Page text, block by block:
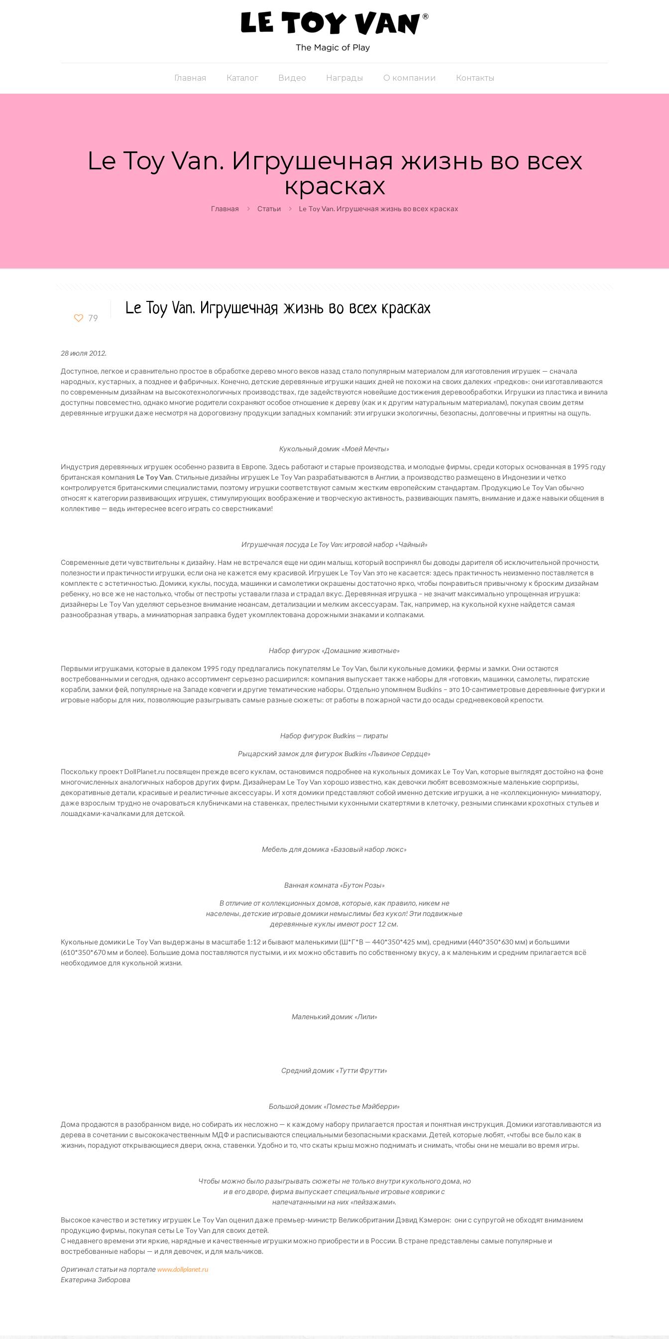
Главная Каталог Видео Награды О компании Контакты
Le Toy Van. Игрушечная жизнь во всех
красках
Главная Статьи Le Toy Van. Игрушечная жизнь во всех красках
79 Le Toy Van. Игрушечная жизнь во всех красках
28 июля 2012.
Доступное, легкое и сравнительно простое в обработке дерево много веков назад стало популярным материалом для изготовления игрушек — сначала
народных, кустарных, а позднее и фабричных. Конечно, детские деревянные игрушки наших дней не похожи на своих далеких «предков»: они изготавливаются
по современным дизайнам на высокотехнологичных производствах, где задействуются новейшие достижения деревообработки. Игрушки из пластика и винила
доступны повсеместно, однако многие родители сохраняют особое отношение к дереву (как и к другим натуральным материалам), покупая своим детям
деревянные игрушки даже несмотря на дороговизну продукции западных компаний: эти игрушки экологичны, безопасны, долговечны и приятны на ощупь.
Кукольный домик «Моей Мечты»
Индустрия деревянных игрушек особенно развита в Европе. Здесь работают и старые производства, и молодые фирмы, среди которых основанная в 1995 году
британская компания Le Toy Van. Стильные дизайны игрушек Le Toy Van разрабатываются в Англии, а производство размещено в Индонезии и четко
контролируется британскими специалистами, поэтому игрушки соответствуют самым жестким европейским стандартам. Продукцию Le Toy Van обычно
относят к категории развивающих игрушек, стимулирующих воображение и творческую активность, развивающих память, внимание и даже навыки общения в
коллективе — ведь интереснее всего играть со сверстниками!
Игрушечная посуда Le Toy Van: игровой набор «Чайный»
Современные дети чувствительны к дизайну. Нам не встречался еще ни один малыш, который воспринял бы доводы дарителя об исключительной прочности,
полезности и практичности игрушки, если она не кажется ему красивой. Игрушек Le Toy Van это не касается: здесь практичность неизменно поставляется в
комплекте с эстетичностью. Домики, куклы, посуда, машинки и самолетики окрашены достаточно ярко, чтобы понравиться привычному к броским дизайнам
ребенку, но все же не настолько, чтобы от пестроты уставали глаза и страдал вкус. Деревянная игрушка – не значит максимально упрощенная игрушка:
дизайнеры Le Toy Van уделяют серьезное внимание нюансам, детализации и мелким аксессуарам. Так, например, на кукольной кухне найдется самая
разнообразная утварь, а миниатюрная заправка будет укомплектована дорожными знаками и колпаками.
Набор фигурок «Домашние животные»
Первыми игрушками, которые в далеком 1995 году предлагались покупателям Le Toy Van, были кукольные домики, фермы и замки. Они остаются
востребованными и сегодня, однако ассортимент серьезно расширился: компания выпускает также наборы для «готовки», машинки, самолеты, пиратские
корабли, замки фей, популярные на Западе ковчеги и другие тематические наборы. Отдельно упомянем Budkins – это 10-сантиметровые деревянные фигурки и
игровые наборы для них, позволяющие разыгрывать самые разные сюжеты: от работы в пожарной части до осады средневековой крепости.
Набор фигурок Budkins — пираты
Рыцарский замок для фигурок Budkins «Львиное Сердце»
Поскольку проект DollPlanet.ru посвящен прежде всего куклам, остановимся подробнее на кукольных домиках Le Toy Van, которые выглядят достойно на фоне
многочисленных аналогичных наборов других фирм. Дизайнерам Le Toy Van хорошо известно, как девочки любят всевозможные маленькие сюрпризы,
декоративные детали, красивые и реалистичные аксессуары. И хотя домики представляют собой именно детские игрушки, а не «коллекционную» миниатюру,
даже взрослым трудно не очароваться клубничками на ставенках, прелестными кухонными скатертями в клеточку, резными спинками крохотных стульев и
лошадками-качалками для детской.
Мебель для домика «Базовый набор люкс»
Ванная комната «Бутон Розы»
В отличие от коллекционных домов, которые, как правило, никем не
населены, детские игровые домики немыслимы без кукол! Эти подвижные
деревянные куклы имеют рост 12 см.
Кукольные домики Le Toy Van выдержаны в масштабе 1:12 и бывают маленькими (Ш*Г*В — 440*350*425 мм), средними (440*350*630 мм) и большими
(610*350*670 мм и более). Большие дома поставляются пустыми, и их можно обставить по собственному вкусу, а к маленьким и средним прилагается всё
необходимое для кукольной жизни.
Маленький домик «Лили»
Средний домик «Тутти Фрутти»
Большой домик «Поместье Мэйберри»
Дома продаются в разобранном виде, но собирать их несложно — к каждому набору прилагается простая и понятная инструкция. Домики изготавливаются из
дерева в сочетании с высококачественным МДФ и расписываются специальными безопасными красками. Детей, которые любят, «чтобы все было как в
жизни», порадуют открывающиеся двери, окна, ставенки. Удобно и то, что скаты крыш можно поднимать и снимать, чтобы они не мешали во время игры.
Чтобы можно было разыгрывать сюжеты не только внутри кукольного дома, но
и в его дворе, фирма выпускает специальные игровые коврики с
напечатанными на них «пейзажами».
Высокое качество и эстетику игрушек Le Toy Van оценил даже премьер-министр Великобритании Дэвид Кэмерон: они с супругой не обходят вниманием
продукцию фирмы, покупая сеты Le Toy Van для своих детей.
С недавнего времени эти яркие, нарядные и качественные игрушки можно приобрести и в России. В стране представлены самые популярные и
востребованные наборы — и для девочек, и для мальчиков.
Оригинал статьи на порталеwww.dollplanet.ru
Екатерина Зиборова